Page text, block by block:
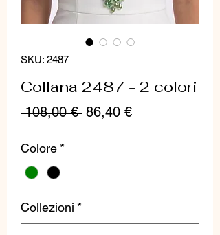
SKU: 2487
Collana 2487 - 2 colori
108,00 € Prezzo
86,40 €Prezzo
Colore *
Collezioni *